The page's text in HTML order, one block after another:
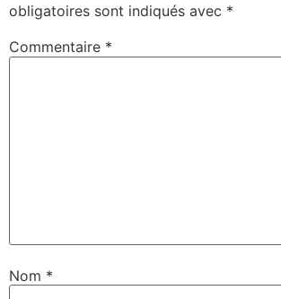
obligatoires sont indiqués avec *
Commentaire *
Nom *